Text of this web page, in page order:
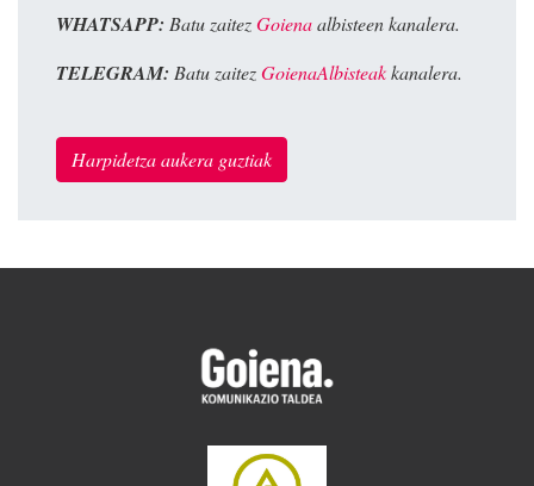
WHATSAPP: Batu zaitezGoienaalbisteen kanalera.
TELEGRAM: Batu zaitezGoienaAlbisteakkanalera.
Harpidetza aukera guztiak